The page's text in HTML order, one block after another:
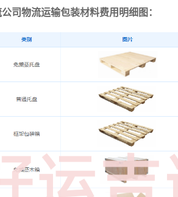
司物流运输包装材料费用明细图：